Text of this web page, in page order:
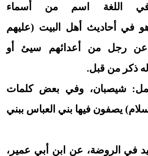
في اللغة اسم من أسماء
في أحاديث أهل البيت (عليهم
عن رجل من أعدائهم سيئ أو
ذكر من قبل.
شيصبان، وفي بعض كلمات
يصفون فيها بني العباس ببني
في الروضة، عن ابن أبي عمير،